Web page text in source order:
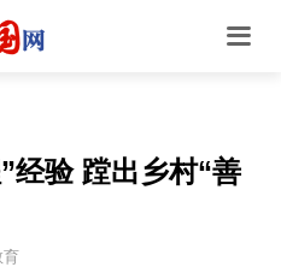
经验 蹚出乡村“善
育